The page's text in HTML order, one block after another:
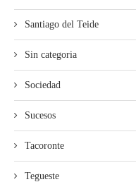
Santiago del Teide
Sin categoria
Sociedad
Sucesos
Tacoronte
Tegueste